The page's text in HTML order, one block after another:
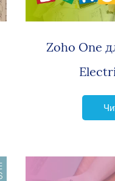
Zoho One